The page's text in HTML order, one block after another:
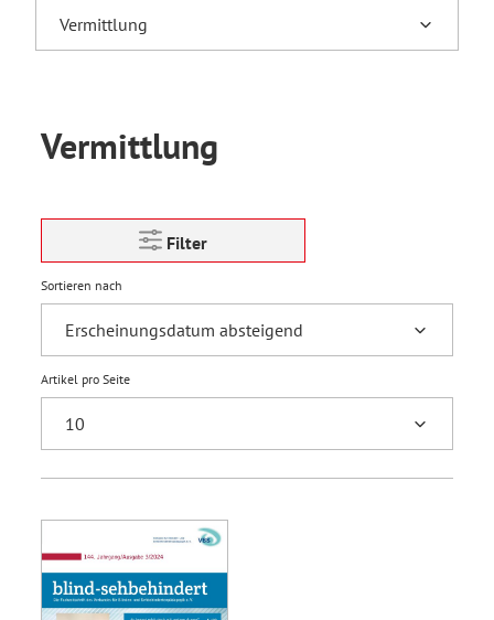
Vermittlung
Filter
Sortieren nach
Artikel pro Seite